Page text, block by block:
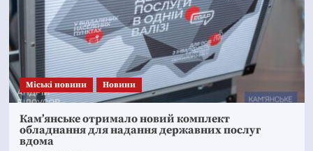
Mіські новини Новини
Кам’янське отримало новий комплект
обладнання для надання державних послуг
вдома